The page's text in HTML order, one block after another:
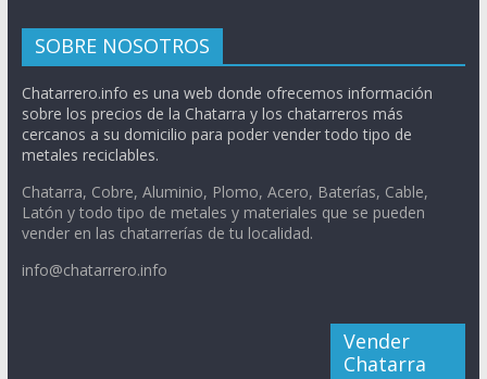
SOBRE NOSOTROS
Chatarrero.info es una web donde ofrecemos información
sobre los precios de la Chatarra y los chatarreros más
cercanos a su domicilio para poder vender todo tipo de
metales reciclables.
Chatarra, Cobre, Aluminio, Plomo, Acero, Baterías, Cable,
Latón y todo tipo de metales y materiales que se pueden
vender en las chatarrerías de tu localidad.
info@chatarrero.info
Vender
Chatarra